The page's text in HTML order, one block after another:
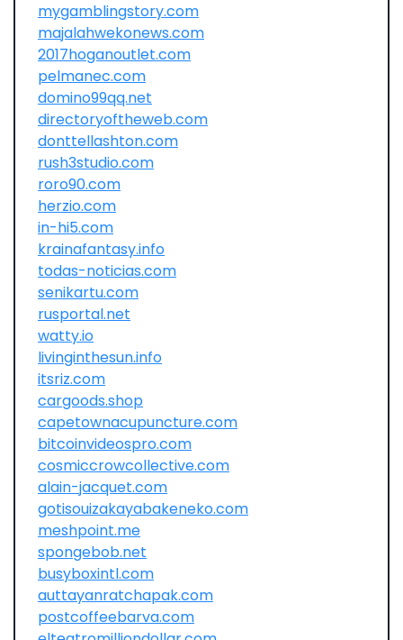
mygamblingstory.com
majalahwekonews.com
2017hoganoutlet.com
pelmanec.com
domino99qq.net
directoryoftheweb.com
donttellashton.com
rush3studio.com
roro90.com
herzio.com
in-hi5.com
krainafantasy.info
todas-noticias.com
senikartu.com
rusportal.net
watty.io
livinginthesun.info
itsriz.com
cargoods.shop
capetownacupuncture.com
bitcoinvideospro.com
cosmiccrowcollective.com
alain-jacquet.com
gotisouizakayabakeneko.com
meshpoint.me
spongebob.net
busyboxintl.com
auttayanratchapak.com
postcoffeebarva.com